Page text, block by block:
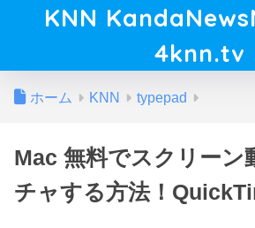
KNN
4knn.tv
ホーム KNN typepad
Mac 無料でスクリーン
チャする方法！